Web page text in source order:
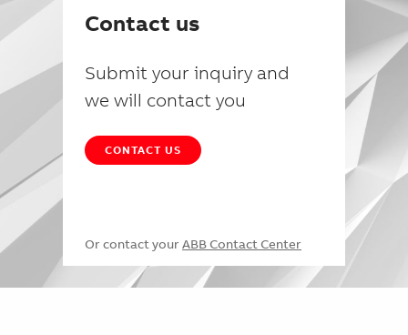
Contact us
Submit your inquiry and
we will contact you
CONTACT US
Or contact your ABB Contact Center